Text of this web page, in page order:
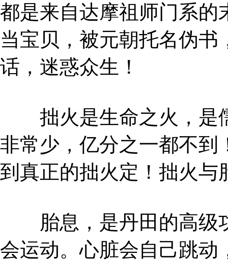
都是来自达摩祖师门系的
当宝贝，被元朝托名伪
话，迷惑众生！
拙火是生命之火，是
非常少，亿分之一都不到
到真正的拙火定！拙火与
胎息，是丹田的高级
会运动。心脏会自己跳动